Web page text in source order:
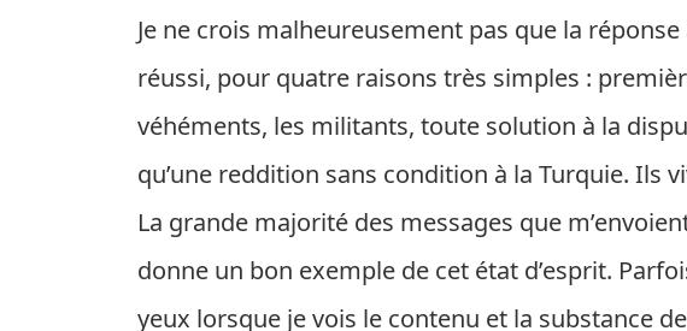
Je ne crois malheureusement pas que la
réussi, pour quatre raisons très simples :
véhéments, les militants, toute solution à la
qu’une reddition sans condition à la Turquie. Ils
La grande majorité des messages que
donne un bon exemple de cet état d’esprit.
yeux lorsque je vois le contenu et la substance